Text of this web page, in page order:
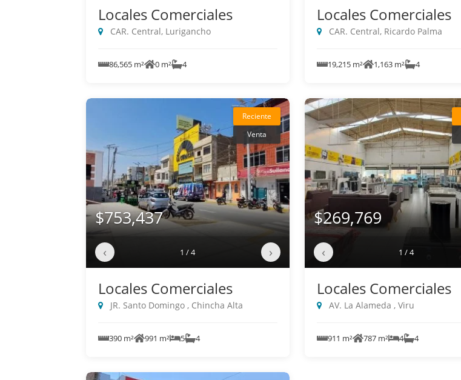
Locales Comerciales
CAR. Central, Lurigancho
86,565 m² 0 m² 4
Locales Comerciales
CAR. Central, Ricardo Palma
19,215 m² 1,163 m² 4
Reciente
Venta
$753,437
‹ 1 / 4 ›
Locales Comerciales
JR. Santo Domingo , Chincha Alta
390 m² 991 m² 5 4
$269,769
‹ 1 / 4
Locales Comerciales
AV. La Alameda , Viru
911 m² 787 m² 4 4